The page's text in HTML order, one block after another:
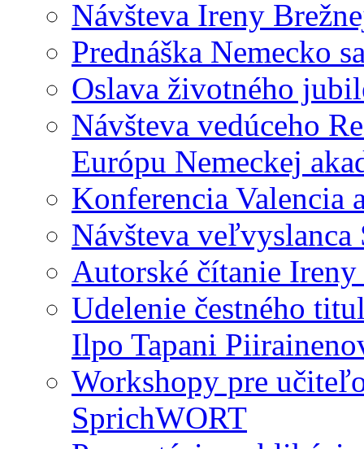
Návšteva Ireny
Prednáška Nemecko
Oslava životného
Návšteva vedúceho
Európu Nemeckej
Konferencia Valencia
Návšteva
Autorské čítanie
Udelenie čestného
Ilpo Tapani
Workshopy pre
SprichWORT